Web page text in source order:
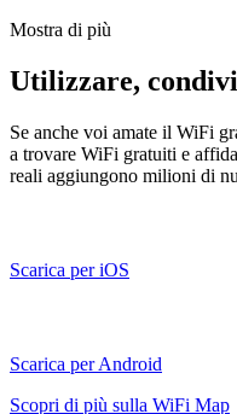
Mostra di più
Utilizzare,
Se anche voi amate il WiFi
a trovare WiFi gratuiti e
reali aggiungono milioni di
Scarica per iOS
Scarica per Android
Scopri di più sulla WiFi Map